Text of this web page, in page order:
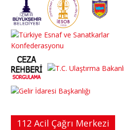
112 Acil Çağrı Merkezi